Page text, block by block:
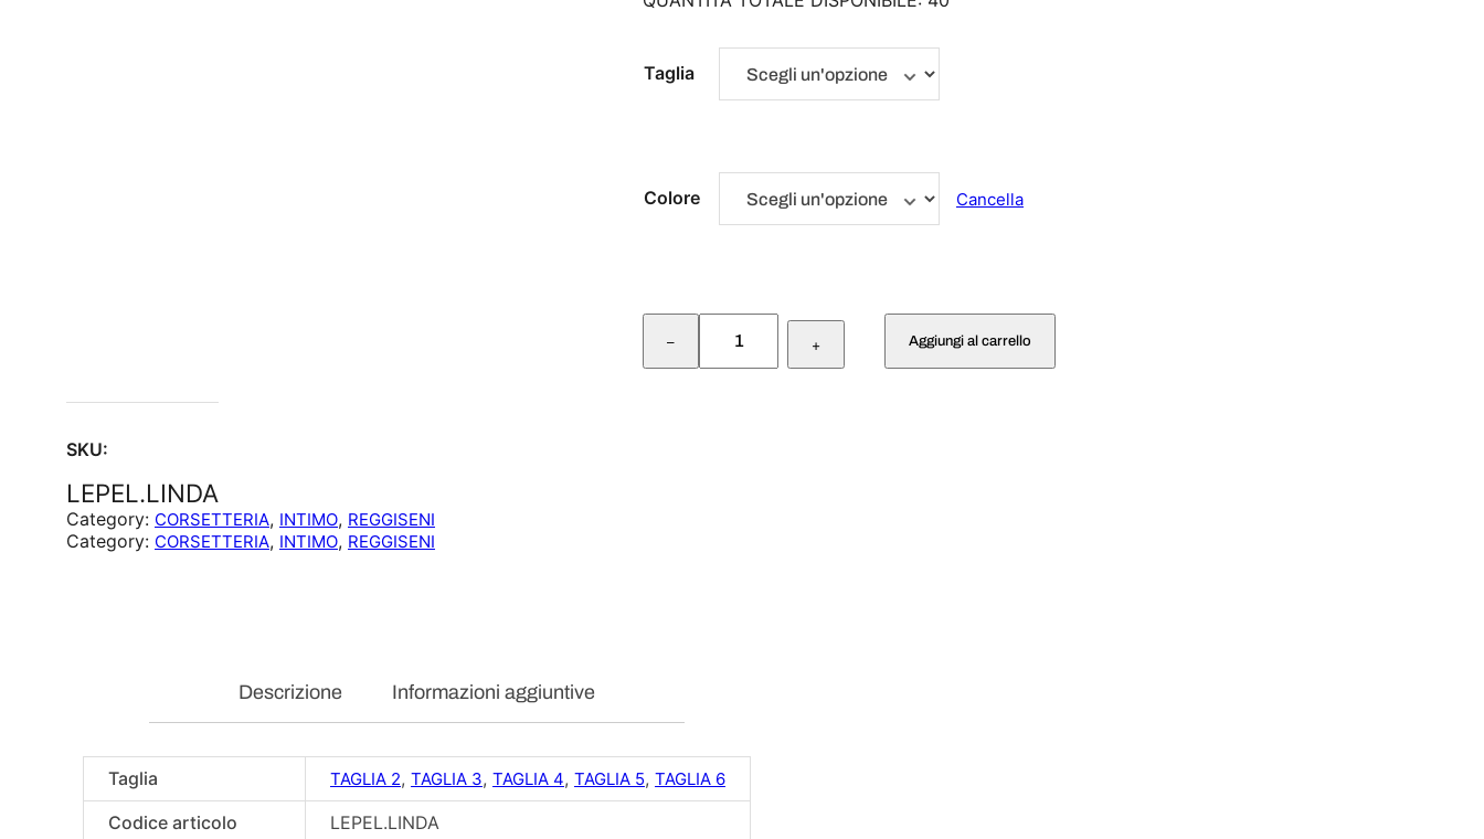
Taglia
Colore Cancella
–
B
A
N
u
+ Aggiungi al carrello
SKU:
LEPEL.LINDA
Category: CORSETTERIA, INTIMO, REGGISENI
Category: CORSETTERIA, INTIMO, REGGISENI
Descrizione Informazioni aggiuntive
Taglia TAGLIA 2, TAGLIA 3, TAGLIA 4, TAGLIA 5, TAGLIA 6
Codice articolo
LEPEL.LINDA